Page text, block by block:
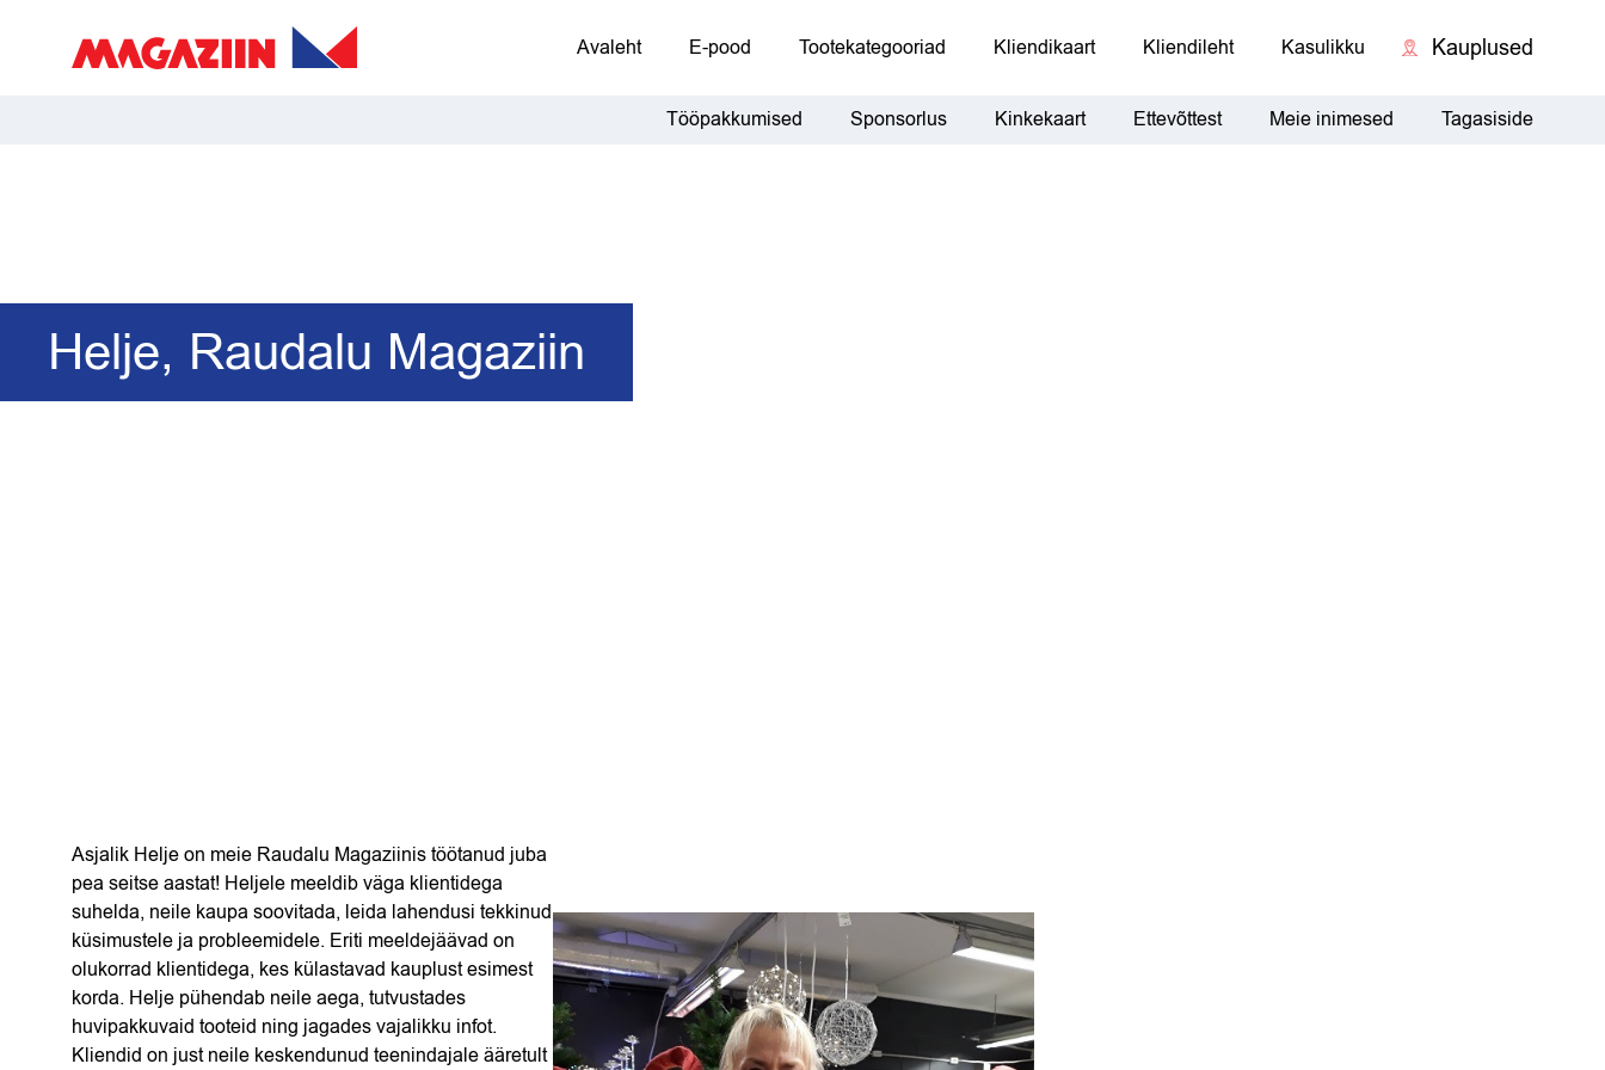
Avaleht E-pood Tootekategooriad Kliendikaart Kliendileht Kasulikku Kauplused
Tööpakkumised Sponsorlus Kinkekaart Ettevõttest Meie inimesed Tagasiside
Helje, Raudalu Magaziin
Asjalik Helje on meie Raudalu Magaziinis töötanud juba
pea seitse aastat! Heljele meeldib väga klientidega
suhelda, neile kaupa soovitada, leida lahendusi tekkinud
küsimustele ja probleemidele. Eriti meeldejäävad on
olukorrad klientidega, kes külastavad kauplust esimest
korda. Helje pühendab neile aega, tutvustades
huvipakkuvaid tooteid ning jagades vajalikku infot.
Kliendid on just neile keskendunud teenindajale ääretult